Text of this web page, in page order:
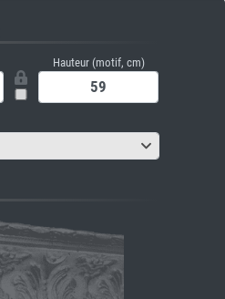
Hauteur (motif, cm)